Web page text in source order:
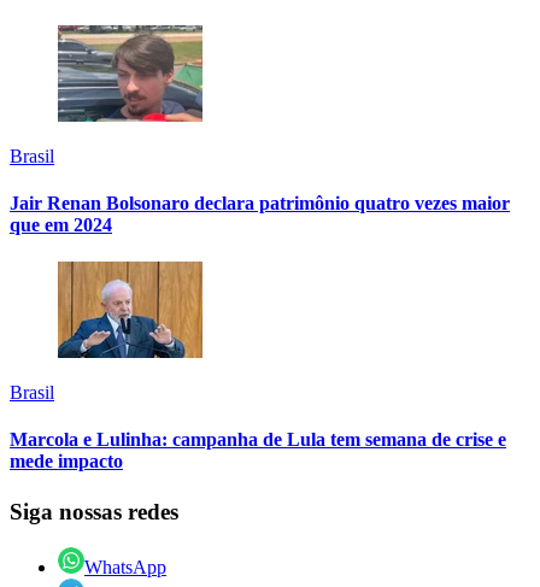
Brasil
Jair Renan Bolsonaro declara patrimônio quatro vezes maior
que em 2024
Brasil
Marcola e Lulinha: campanha de Lula tem semana de crise e
mede impacto
Siga nossas redes
WhatsApp